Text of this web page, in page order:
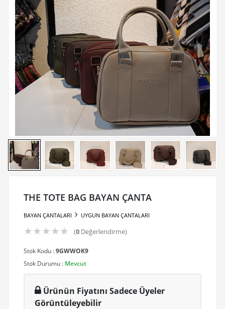
THE TOTE BAG BAYAN ÇANTA
BAYAN ÇANTALARI UYGUN BAYAN ÇANTALARI
★★★★★ (0Değerlendirme)
Stok Kodu :9GWWOK9
Stok Durumu : Mevcut
Ürünün Fiyatını Sadece Üyeler
Görüntüleyebilir